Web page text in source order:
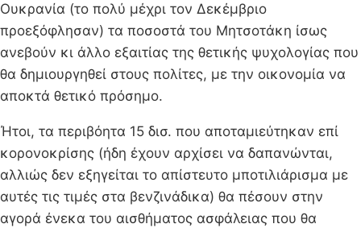
Ουκρανία (το πολύ μέχρι τον Δεκέμβριο
προεξόφλησαν) τα ποσοστά του Μητσοτάκη ίσως
ανεβούν κι άλλο εξαιτίας της θετικής ψυχολογίας που
θα δημιουργηθεί στους πολίτες, με την οικονομία να
αποκτά θετικό πρόσημο.
Ήτοι, τα περιβόητα 15 δισ. που αποταμιεύτηκαν επί
κορονοκρίσης (ήδη έχουν αρχίσει να δαπανώνται,
αλλιώς δεν εξηγείται το απίστευτο μποτιλιάρισμα με
αυτές τις τιμές στα βενζινάδικα) θα πέσουν στην
αγορά ένεκα του αισθήματος ασφάλειας που θα